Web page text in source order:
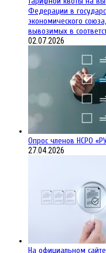
Федерации в
экономического
вывозимых в
02.07.2026
Опрос членов НСРО
27.04.2026
На официальном